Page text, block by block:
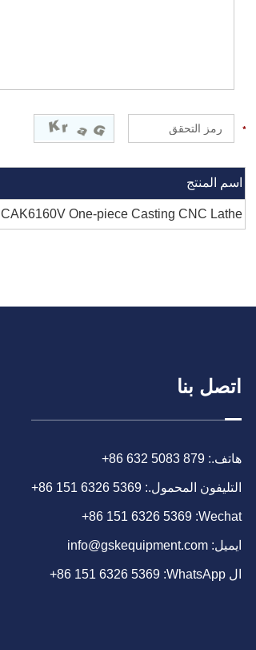
اسم المنتج
CAK6160V One-piece Casting CNC Lathe
اتصل بنا
هاتف.: +86 632 5083 879
التليفون المحمول.: +86 151 6326 5369
Wechat:
+86 151 6326 5369
ايميل: info@gskequipment.com
ال WhatsApp: +86 151 6326 5369